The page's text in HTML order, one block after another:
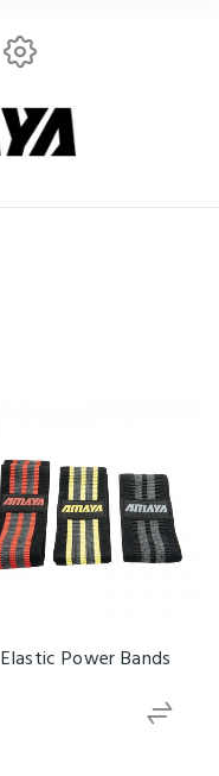
Elastic Power Bands